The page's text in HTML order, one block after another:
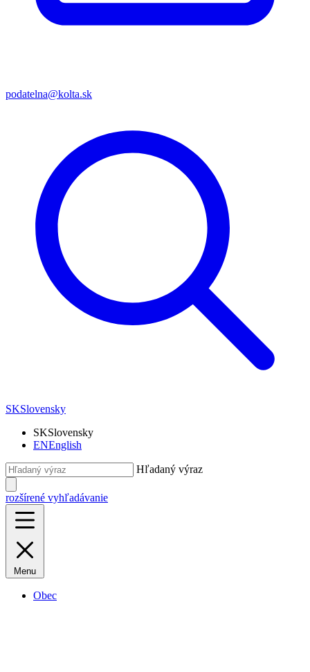
podatelna@kolta.sk
SKSlovensky
SKSlovensky
ENEnglish
Hľadaný výraz
rozšírené vyhľadávanie
Menu
Obec